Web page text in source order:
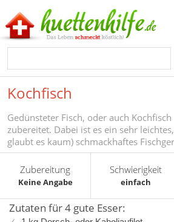
Kochfisch
Gedünsteter Fisch, oder auch
zubereitet. Dabei ist es ein sehr
glaubt es kaum) schmackhaftes
Zubereitung
Keine Angabe
Schwierigkeit
einfach
Zutaten für 4 gute Esser: